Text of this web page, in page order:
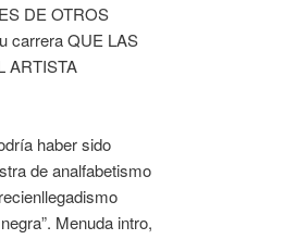
DE OTROS
carrera QUE LAS
ARTISTA
haber sido
de analfabetismo
Menuda intro,